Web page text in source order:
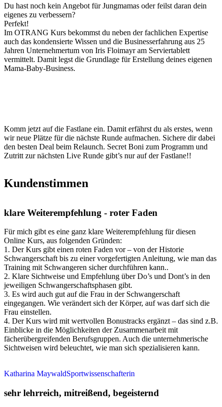
Du hast noch kein Angebot für Jungmamas oder feilst daran dein
eigenes zu verbessern?
Perfekt!
Im OTRANG Kurs bekommst du neben der fachlichen Expertise
auch das kondensierte Wissen und die Businesserfahrung aus 25
Jahren Unternehmertum von Iris Floimayr am Serviertablett
vermittelt. Damit legst die Grundlage für Erstellung deines eigenen
Mama-Baby-Business.
Komm jetzt auf die Fastlane ein. Damit erfährst du als erstes, wenn
wir neue Plätze für die nächste Runde aufmachen. Sichere dir dabei
den besten Deal beim Relaunch. Secret Boni zum Programm und
Zutritt zur nächsten Live Runde gibt’s nur auf der Fastlane!!
Kundenstimmen
klare Weiterempfehlung - roter Faden
Für mich gibt es eine ganz klare Weiterempfehlung für diesen
Online Kurs, aus folgenden Gründen:
1. Der Kurs gibt einen roten Faden vor – von der Historie
Schwangerschaft bis zu einer vorgefertigten Anleitung, wie man das
Training mit Schwangeren sicher durchführen kann..
2. Klare Sichtweise und Empfehlung über Do’s und Dont’s in den
jeweiligen Schwangerschaftsphasen gibt.
3. Es wird auch gut auf die Frau in der Schwangerschaft
eingegangen. Wie verändert sich der Körper, auf was darf sich die
Frau einstellen.
4. Der Kurs wird mit wertvollen Bonustracks ergänzt – das sind z.B.
Einblicke in die Möglichkeiten der Zusammenarbeit mit
fächerübergreifenden Berufsgruppen. Auch die unternehmerische
Sichtweisen wird beleuchtet, wie man sich spezialisieren kann.
Katharina MaywaldSportwissenschafterin
sehr lehrreich, mitreißend, begeisternd